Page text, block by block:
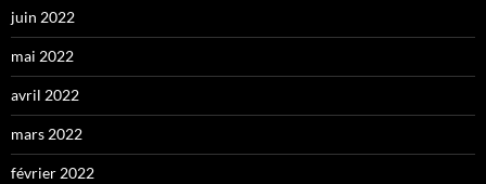
juin 2022
mai 2022
avril 2022
mars 2022
février 2022